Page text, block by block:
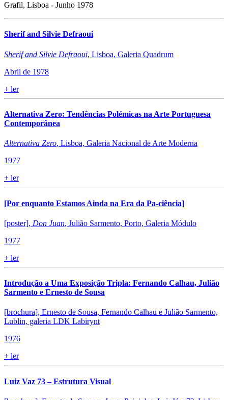
Grafil, Lisboa - Junho 1978
Sherif and Silvie Defraoui
Sherif and Silvie Defraoui, Lisboa, Galeria Quadrum
Abril de 1978
+ ler
Alternativa Zero: Tendências Polémicas na Arte Portuguesa
Contemporânea
Alternativa Zero, Lisboa, Galeria Nacional de Arte Moderna
1977
+ ler
[Por enquanto Estamos Ainda na Era da Pa-ciência]
[poster], Don Juan, Julião Sarmento, Porto, Galeria Módulo
1977
+ ler
Introdução a Uma Exposição Tripla: Fernando Calhau, Julião
Sarmento e Ernesto de Sousa
[brochura], Ernesto de Sousa, Fernando Calhau e Julião Sarmento,
Lublin, galeria LDK Labirynt
1976
+ ler
Luiz Vaz 73 – Estrutura Visual